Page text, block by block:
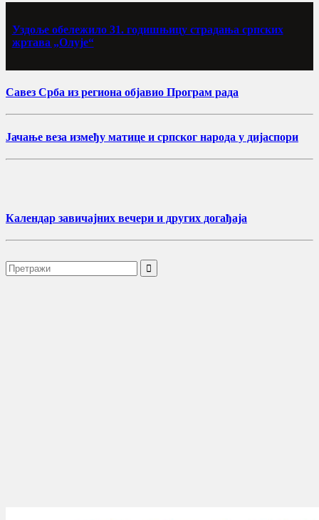
Уздоље обележило 31. годишњицу страдања српских
жртава „Олује“
Савез Срба из региона објавио Програм рада
Јачање веза између матице и српског народа у дијаспори
Календар завичајних вечери и других догађаја